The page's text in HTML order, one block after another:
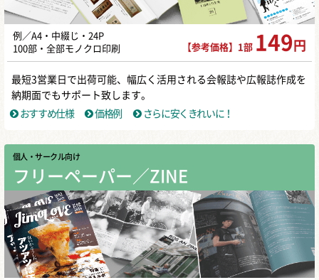
例／A4・中綴じ・24P
100部・全部モノクロ印刷
【参考価格】1部 149 円
最短3営業日で出荷可能、幅広く活用される会報誌や広報誌作成を
納期面でもサポート致します。
おすすめ仕様
価格例 さらに安くきれいに！
個人・サークル向け
フリーペーパー／ZINE